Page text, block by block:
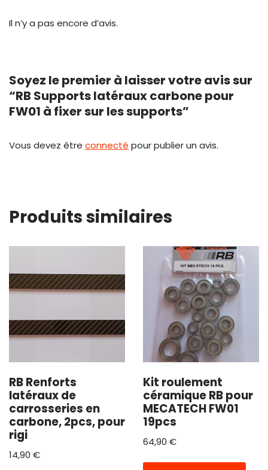
Il n’y a pas encore d’avis.
Soyez le premier à laisser votre avis sur
“RB Supports latéraux carbone pour
FW01 à fixer sur les supports”
Vous devez être connecté pour publier un avis.
Produits similaires
RB Renforts
latéraux de
carrosseries en
carbone, 2pcs, pour
rigi
14,90 €
Kit roulement
céramique RB pour
MECATECH FW01
19pcs
64,90 €